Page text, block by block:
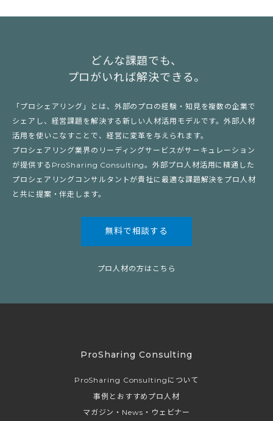
どんな課題でも、
プロがいれば解決できる。
「プロシェアリング」とは、外部のプロの経験・知見を複数の企業で
シェアし、経営課題を解決する新しい人材活用モデルです。外部人材
活用を使いこなすことで、経営に変革を与えられます。
プロシェアリング業界のリーディングサービスがサーキュレーション
が提供するProSharing Consulting。外部プロ人材活用に精通した
プロシェアリングコンサルタントが貴社に最適な課題解決をプロ人材
と共に提案・伴走します。
無料で相談する
プロ人材の方はこちら
ProSharing Consulting
ProSharing Consultingについて
事例とおすすめプロ人材
マガジン・News・ウェビナー